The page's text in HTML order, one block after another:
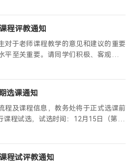
程评教通知
对于老师课程教学的意见和建议的重要
平至关重要。请同学们积极、客观地进
提高贡献自己的力量。
选课通知
程及课程信息，教务处将于正式选课前
程试选，试选时间：12月15日（第14
14周周三）09:00。
程试评教通知